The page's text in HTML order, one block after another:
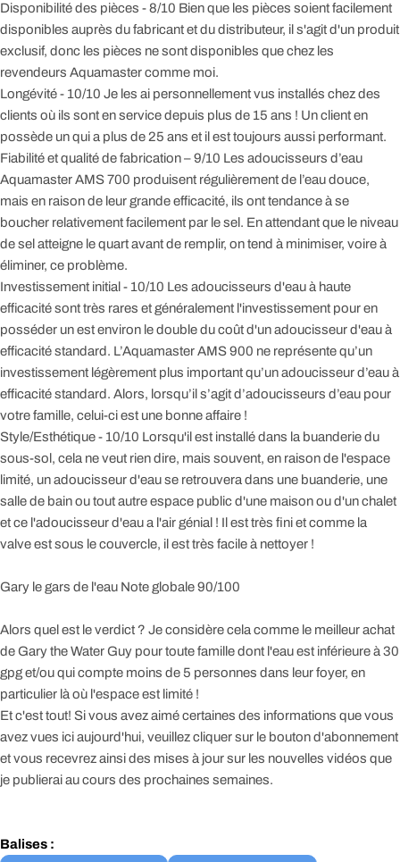
Disponibilité des pièces - 8/10 Bien que les pièces soient facilement
disponibles auprès du fabricant et du distributeur, il s'agit d'un produit
exclusif, donc les pièces ne sont disponibles que chez les
revendeurs Aquamaster comme moi.
Longévité - 10/10 Je les ai personnellement vus installés chez des
clients où ils sont en service depuis plus de 15 ans ! Un client en
possède un qui a plus de 25 ans et il est toujours aussi performant.
Fiabilité et qualité de fabrication – 9/10 Les adoucisseurs d’eau
Aquamaster AMS 700 produisent régulièrement de l’eau douce,
mais en raison de leur grande efficacité, ils ont tendance à se
boucher relativement facilement par le sel. En attendant que le niveau
de sel atteigne le quart avant de remplir, on tend à minimiser, voire à
éliminer, ce problème.
Investissement initial - 10/10 Les adoucisseurs d'eau à haute
efficacité sont très rares et généralement l'investissement pour en
posséder un est environ le double du coût d'un adoucisseur d'eau à
efficacité standard. L’Aquamaster AMS 900 ne représente qu’un
investissement légèrement plus important qu’un adoucisseur d’eau à
efficacité standard. Alors, lorsqu’il s’agit d’adoucisseurs d’eau pour
votre famille, celui-ci est une bonne affaire !
Style/Esthétique - 10/10 Lorsqu'il est installé dans la buanderie du
sous-sol, cela ne veut rien dire, mais souvent, en raison de l'espace
limité, un adoucisseur d'eau se retrouvera dans une buanderie, une
salle de bain ou tout autre espace public d'une maison ou d'un chalet
et ce l'adoucisseur d'eau a l'air génial ! Il est très fini et comme la
valve est sous le couvercle, il est très facile à nettoyer !
Gary le gars de l'eau Note globale 90/100
Alors quel est le verdict ? Je considère cela comme le meilleur achat
de Gary the Water Guy pour toute famille dont l'eau est inférieure à 30
gpg et/ou qui compte moins de 5 personnes dans leur foyer, en
particulier là où l'espace est limité !
Et c'est tout! Si vous avez aimé certaines des informations que vous
avez vues ici aujourd'hui, veuillez cliquer sur le bouton d'abonnement
et vous recevrez ainsi des mises à jour sur les nouvelles vidéos que
je publierai au cours des prochaines semaines.
Balises :